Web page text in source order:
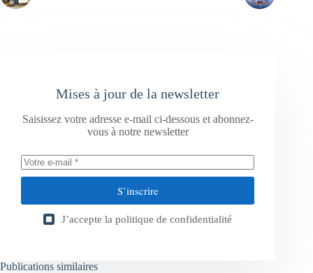
Mises à jour de la newsletter
Saisissez votre adresse e-mail ci-dessous et abonnez-
vous à notre newsletter
S’inscrire
J’accepte la politique de confidentialité
Publications similaires